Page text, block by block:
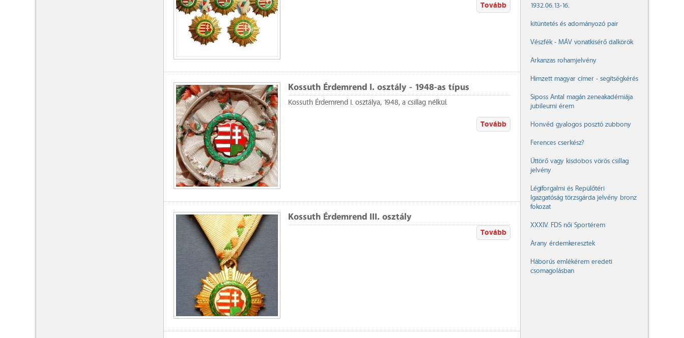
Tovább
Kossuth Érdemrend I. osztály - 1948-as típus
Kossuth Érdemrend I. osztálya, 1948, a csillag nélkül.
Tovább
Kossuth Érdemrend III. osztály
Tovább
1932.06.13-16.
kitüntetés és adományozó pair
Vészfék - MÁV vonatkisérő dalkörök
Arkanzas rohamjelvény
Himzett magyar címer - segítségkérés
Siposs Antal magán zeneakadémiája
jubileumi érem
Honvéd gyalogos posztó zubbony
Ferences cserkész?
Úttörő vagy kisdobos vörös csillag
jelvény
Légiforgalmi és Repülőtéri
Igazgatóság törzsgárda jelvény bronz
fokozat
XXXIV. FDS női Sportérem
Arany érdemkeresztek
Háborús emlékérem eredeti
csomagolásban